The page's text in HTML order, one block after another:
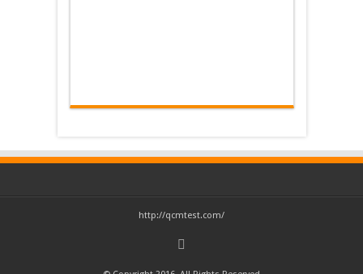
http://qcmtest.com/